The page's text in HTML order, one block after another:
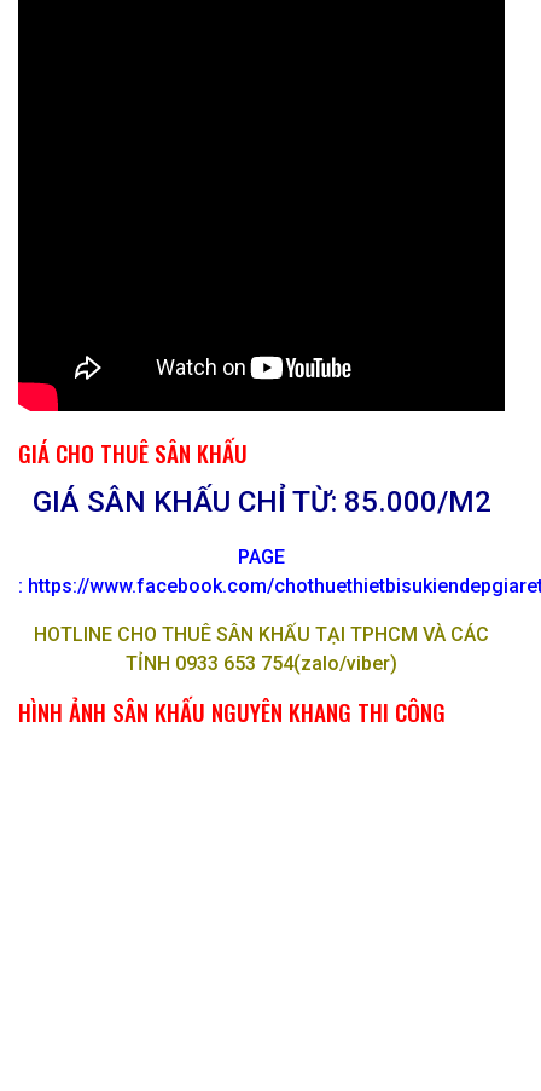
GIÁ CHO THUÊ SÂN KHẤU
GIÁ SÂN KHẤU CHỈ TỪ: 85.000/M2
PAGE
: https://www.facebook.com/
HOTLINE CHO THUÊ SÂN KHẤU TẠI TPHCM VÀ CÁC
TỈNH 0933 653 754(zalo/viber)
HÌNH ẢNH SÂN KHẤU NGUYÊN KHANG THI CÔNG